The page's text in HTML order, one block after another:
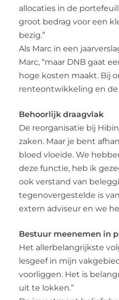
allocaties in de
groot bedrag voor een
bezig.”
Als Marc in een
Marc, “maar DNB gaat
hoge kosten maakt. Bij
renteontwikkeling en de
Behoorlijk draagvlak
De reorganisatie bij
zaken. Maar je bent
bloed vloeide. We
deze functie, heb ik
ook verstand van
tegenovergestelde is
extern adviseur en we
Bestuur meenemen in
Het allerbelangrijkste
lesgeef in mijn
voorliggen. Het is
uit te lokken.”